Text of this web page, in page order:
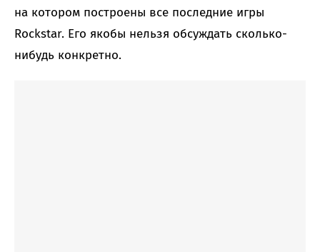
на котором построены все последние игры
Rockstar. Его якобы нельзя обсуждать сколько-
нибудь конкретно.